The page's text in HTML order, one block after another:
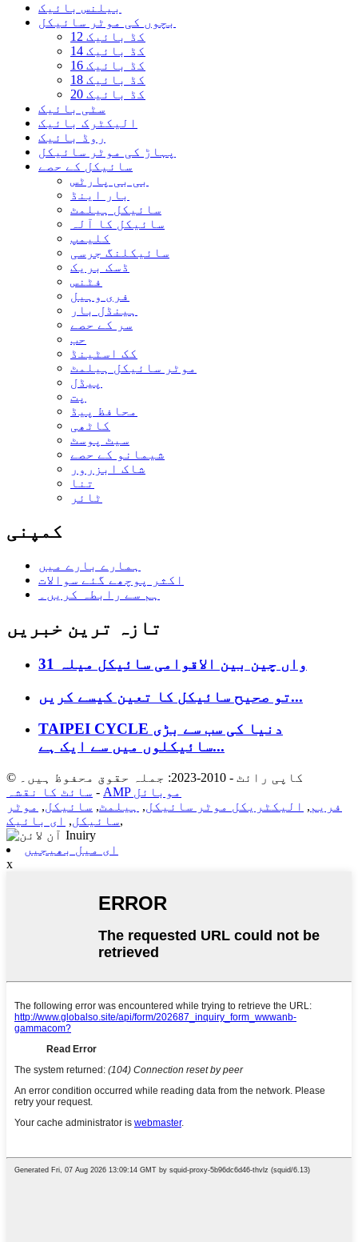
بیلنس بائیک
بچوں کی موٹر سائیکل
12 کڈ بائیک
14 کڈ بائیک
16 کڈ بائیک
18 کڈ بائیک
20 کڈ بائیک
سٹی بائیک
الیکٹرک بائیک
روڈ بائیک
پہاڑ کی موٹر سائیکل
سائیکل کے حصے
بی بی پارٹس
بار اینڈ
سائیکل ہیلمٹ
سائیکل کا آلہ
کلیمپ
سائیکلنگ جرسی
ڈسک بریک
فٹنس
فری وہیل
ہینڈل بار
سر کے حصے
حب
کک اسٹینڈ
موٹر سائیکل ہیلمٹ
پیڈل
پت
محافظ پیڈ
کاٹھی
سیٹ پوسٹ
شیمانو کے حصے
شاک ابزرور
تنا
ٹائر
کمپنی
ہمارے بارے میں
اکثر پوچھے گئے سوالات
ہم سے رابطہ کریں۔
تازہ ترین خبریں
31 واں چین بین الاقوامی سائیکل میلہ
تو صحیح سائیکل کا تعین کیسے کریں...
TAIPEI CYCLE دنیا کی سب سے بڑی
سائیکلوں میں سے ایک ہے...
© کاپی رائٹ - 2010-2023: جملہ حقوق محفوظ ہیں۔
سائٹ کا نقشہ -
AMP موبائل
فریم , الیکٹریکل موٹر سائیکل, ہیلمٹ, سائیکل, موٹر
سائیکل, ای بائیک ,
ای میل بھیجیں
x